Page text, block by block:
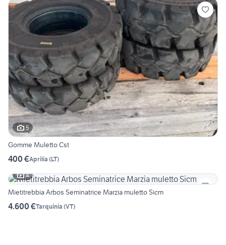
5
Gomme Muletto Cst
400 €Aprilia (LT)
4
Mietitrebbia Arbos Seminatrice Marzia muletto Sicm
4.600 €Tarquinia (VT)